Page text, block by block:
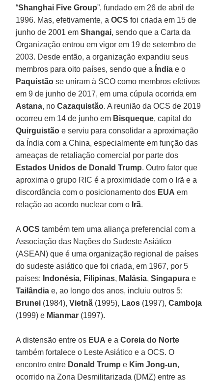
“Shanghai Five Group”, fundado em 26 de abril de
1996. Mas, efetivamente, aOCS foi criada em 15 de
junho de 2001 emShangai, sendo que a Carta da
Organização entrou em vigor em 19 de setembro de
2003. Desde então, a organização expandiu seus
membros para oito países, sendo que a Índia e o
Paquistão se uniram à SCO como membros efetivos
em 9 de junho de 2017, em uma cúpula ocorrida em
Astana, noCazaquistão. A reunião da OCS de 2019
ocorreu em 14 de junho em Bisqueque, capital do
Quirguistão e serviu para consolidar a aproximação
da Índia com a China, especialmente em função das
ameaças de retaliação comercial por parte dos
Estados Unidos de Donald Trump. Outro fator que
aproxima o grupo RIC é a proximidade com o Irã e a
discordância com o posicionamento dos EUA em
relação ao acordo nuclear com o Irã.
AOCS também tem uma aliança preferencial com a
Associação das Nações do Sudeste Asiático
(ASEAN) que é uma organização regional de países
do sudeste asiático que foi criada, em 1967, por 5
países: Indonésia, Filipinas, Malásia,Singapura e
Tailândia e, ao longo dos anos, incluiu outros 5:
Brunei (1984),Vietnã (1995), Laos (1997),Camboja
(1999) e Mianmar (1997).
A distensão entre os EUA e aCoreia do Norte
também fortalece o Leste Asiático e a OCS. O
encontro entre Donald Trump e Kim Jong-un,
ocorrido na Zona Desmilitarizada (DMZ) entre as